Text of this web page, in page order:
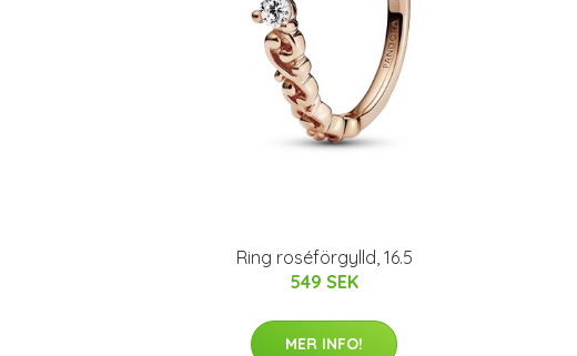
Ring roséförgylld, 16.5
549 SEK
MER INFO!